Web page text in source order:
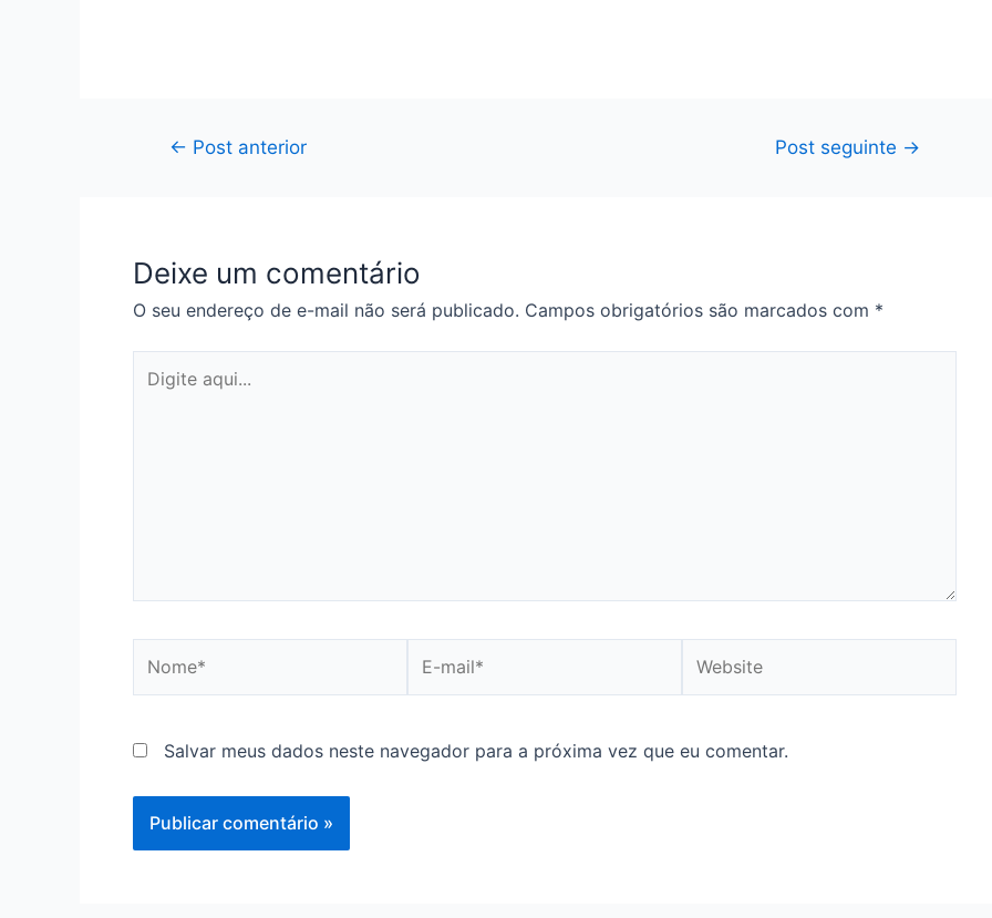
Navegação
← Post anterior Post seguinte →
Deixe um comentário
O seu endereço de e-mail não será publicado. Campos obrigatórios são marcados com *
aqui...
mail*
Salvar meus dados neste navegador para a próxima vez que eu comentar.